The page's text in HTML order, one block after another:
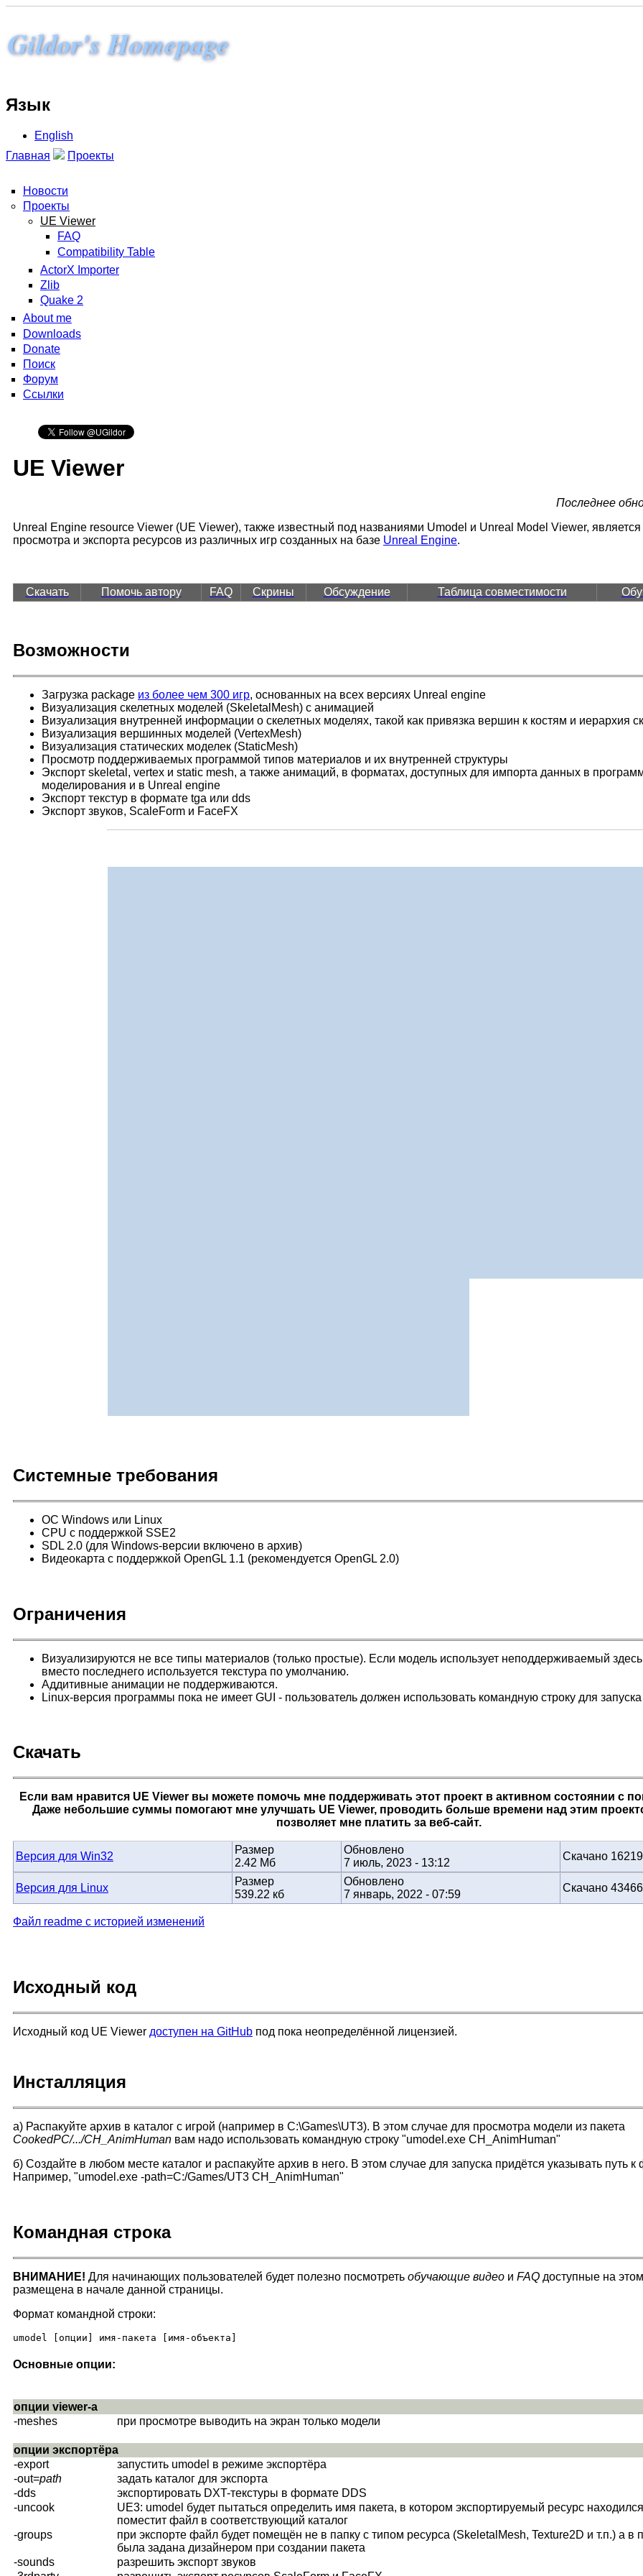
Gildor's Homepage
Язык
English
Главная
Проекты
Новости
Проекты
UE Viewer
FAQ
Compatibility Table
ActorX Importer
Zlib
Quake 2
About me
Downloads
Donate
Поиск
Форум
Ссылки
UE Viewer
Последнее
Unreal Engine resource Viewer (UE Viewer), также известный под названиями Umodel и Unreal Model Viewer,
просмотра и экспорта ресурсов из различных игр созданных на базе Unreal Engine.
Скачать Помочь автору FAQ Скрины Обсуждение Таблица совместимости
Возможности
Загрузка package из более чем 300 игр, основанных на всех версиях Unreal engine
Визуализация скелетных моделей (SkeletalMesh) с анимацией
Визуализация внутренней информации о скелетных моделях, такой как привязка вершин к костям и иерархия
Визуализация вершинных моделей (VertexMesh)
Визуализация статических моделек (StaticMesh)
Просмотр поддерживаемых программой типов материалов и их внутренней структуры
Экспорт skeletal, vertex и static mesh, а также анимаций, в форматах, доступных для импорта данных в
моделирования и в Unreal engine
Экспорт текстур в формате tga или dds
Экспорт звуков, ScaleForm и FaceFX
Системные требования
ОС Windows или Linux
CPU с поддержкой SSE2
SDL 2.0 (для Windows-версии включено в архив)
Видеокарта с поддержкой OpenGL 1.1 (рекомендуется OpenGL 2.0)
Ограничения
Визуализируются не все типы материалов (только простые). Если модель использует неподдерживаемый
вместо последнего используется текстура по умолчанию.
Аддитивные анимации не поддерживаются.
Linux-версия программы пока не имеет GUI - пользователь должен использовать командную строку для
Скачать
Если вам нравится UE Viewer вы можете помочь мне поддерживать этот проект в активном состоянии с
Даже небольшие суммы помогают мне улучшать UE Viewer, проводить больше времени над этим
позволяет мне платить за веб-сайт.
Версия для Win32
Размер
2.42 Мб
Обновлено
7 июль, 2023 - 13:12
Скачано
Версия для Linux
Размер
539.22 кб
Обновлено
7 январь, 2022 - 07:59
Скачано
Файл readme с историей изменений
Исходный код
Исходный код UE Viewer доступен на GitHub под пока неопределённой лицензией.
Инсталляция
а) Распакуйте архив в каталог с игрой (например в C:\Games\UT3). В этом случае для просмотра модели из пакета
CookedPC/.../CH_AnimHuman вам надо использовать командную строку "umodel.exe CH_AnimHuman"
б) Создайте в любом месте каталог и распакуйте архив в него. В этом случае для запуска придётся указывать путь
Например, "umodel.exe -path=C:/Games/UT3 CH_AnimHuman"
Командная строка
ВНИМАНИЕ! Для начинающих пользователей будет полезно посмотреть обучающие видео и FAQ доступные на
размещена в начале данной страницы.
Формат командной строки:
umodel [опции] имя-пакета [имя-объекта]
Основные опции:
опции viewer-а
-meshes
при просмотре выводить на экран только модели
опции экспортёра
-export
запустить umodel в режиме экспортёра
-out=path
задать каталог для экспорта
-dds
экспортировать DXT-текстуры в формате DDS
-uncook
UE3: umodel будет пытаться определить имя пакета, в котором экспортируемый ресурс
поместит файл в соответствующий каталог
-groups
при экспорте файл будет помещён не в папку с типом ресурса (SkeletalMesh, Texture2D и т.п.) а в
была задана дизайнером при создании пакета
-sounds
разрешить экспорт звуков